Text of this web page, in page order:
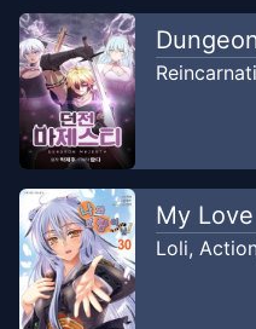
My
Loli,